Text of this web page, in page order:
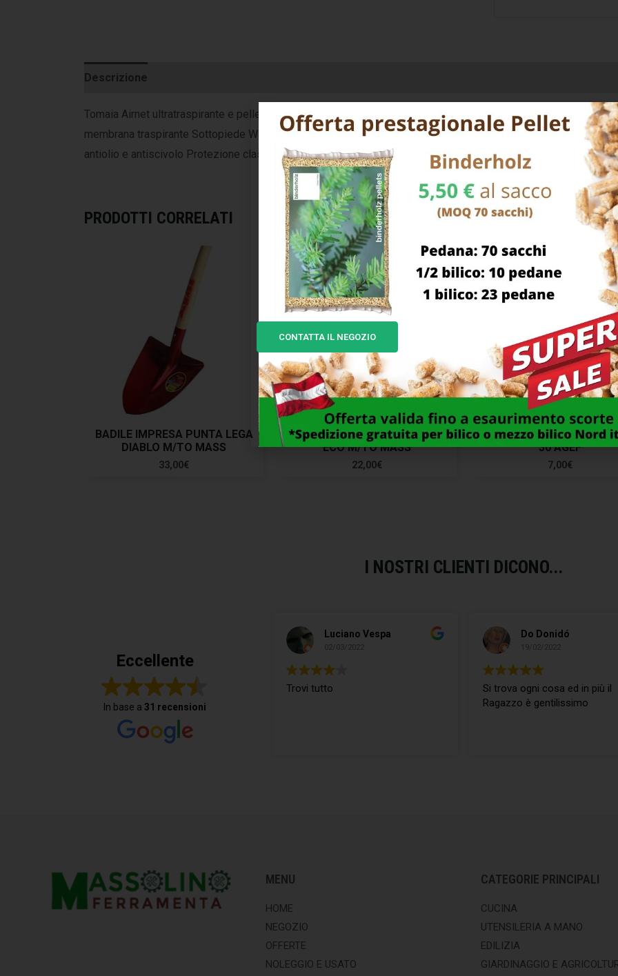
Descrizione
Tomaia Airnet ultratraspirante e pelle scamosciata Fodera traspirante Wingtex Suola PU compatto –
membrana traspirante Sottopiede Wow automodellanteDynamic Basf traspirante, antisudore e antibatterico
antiolio e antiscivolo Protezione classe S1P – Colore grigio/verde
PRODOTTI CORRELATI
BADILE IMPRESA PUNTA LEGA
DIABLO M/TO MASS
33,00€
BADILE IMPRESA PUNTA LEGA
ECO M/TO MASS
22,00€
BADILE IMPRESA PUNTA
30 AGEF
7,00€
I NOSTRI CLIENTI DICONO...
Eccellente
In base a 31 recensioni
Luciano Vespa
02/03/2022
Trovi tutto
Do Donidó
19/02/2022
Si trova ogni cosa ed in più il
Ragazzo è gentilissimo
MENU
HOME
NEGOZIO
OFFERTE
NOLEGGIO E USATO
CATEGORIE PRINCIPALI
CUCINA
UTENSILERIA A MANO
EDILIZIA
GIARDINAGGIO E
CONTATTA IL NEGOZIO